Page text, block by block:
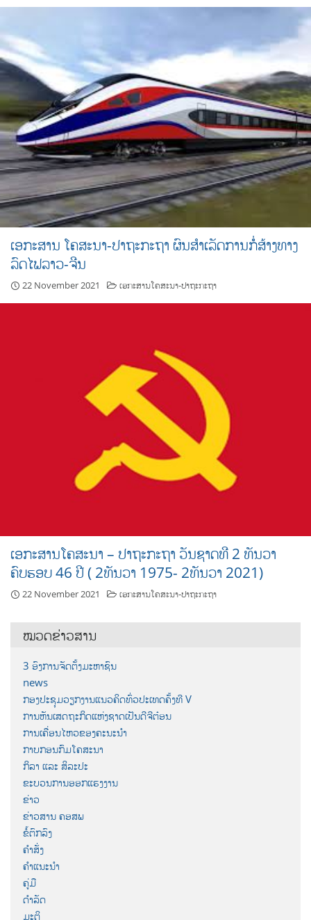
ເອກະສານ ໂຄສະນາ-ປາຖະກະຖາ ຜົນສໍາເລັດການກໍໍ່ສ້າງທາງ
ລົດໄຟລາວ-ຈີນ
22 November 2021 ເອກະສານໂຄສະນາ-ປາຖະກະຖາ
ເອກະສານໂຄສະນາ – ປາຖະກະຖາ ວັນຊາດທີ 2 ທັນວາ
ຄົບຮອບ 46 ປີ ( 2ທັນວາ 1975- 2ທັນວາ 2021)
22 November 2021 ເອກະສານໂຄສະນາ-ປາຖະກະຖາ
ໝວດຂ່າວສານ
3 ອົງການຈັດຕັ້ງມະຫາຊົນ
news
ກອງປະຊຸມວຽກງານແນວຄິດທົ່ວປະເທດຄັ້ງທີ V
ການຫັນເສດຖະກິດແຫ່ງຊາດເປັນດີຈີຕ໋ອນ
ການເຄື່ອນໄຫວຂອງຄະນະນຳ
ກາບກອນກົມໂຄສະນາ
ກິລາ ແລະ ສິລະປະ
ຂະບວນການອອກແຮງງານ
ຂ່າວ
ຂ່າວສານ ຄອສພ
ຂໍ້ຕົກລົງ
ຄຳສັ່ງ
ຄຳແນະນຳ
ຄູ່ມື
ດຳລັດ
ມະຕິ